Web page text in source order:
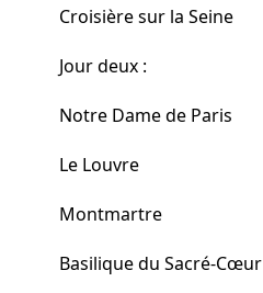
Croisière sur la Seine
Jour deux :
Notre Dame de Paris
Le Louvre
Montmartre
Basilique du Sacré-Cœur